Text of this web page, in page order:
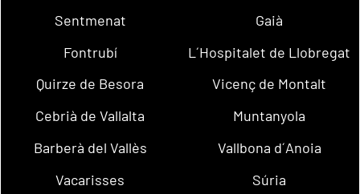
Sentmenat
Gaià
Fontrubí
L´Hospitalet de Llobregat
Quirze de Besora
Vicenç de Montalt
Cebrià de Vallalta
Muntanyola
Barberà del Vallès
Vallbona d´Anoia
Vacarisses
Súria